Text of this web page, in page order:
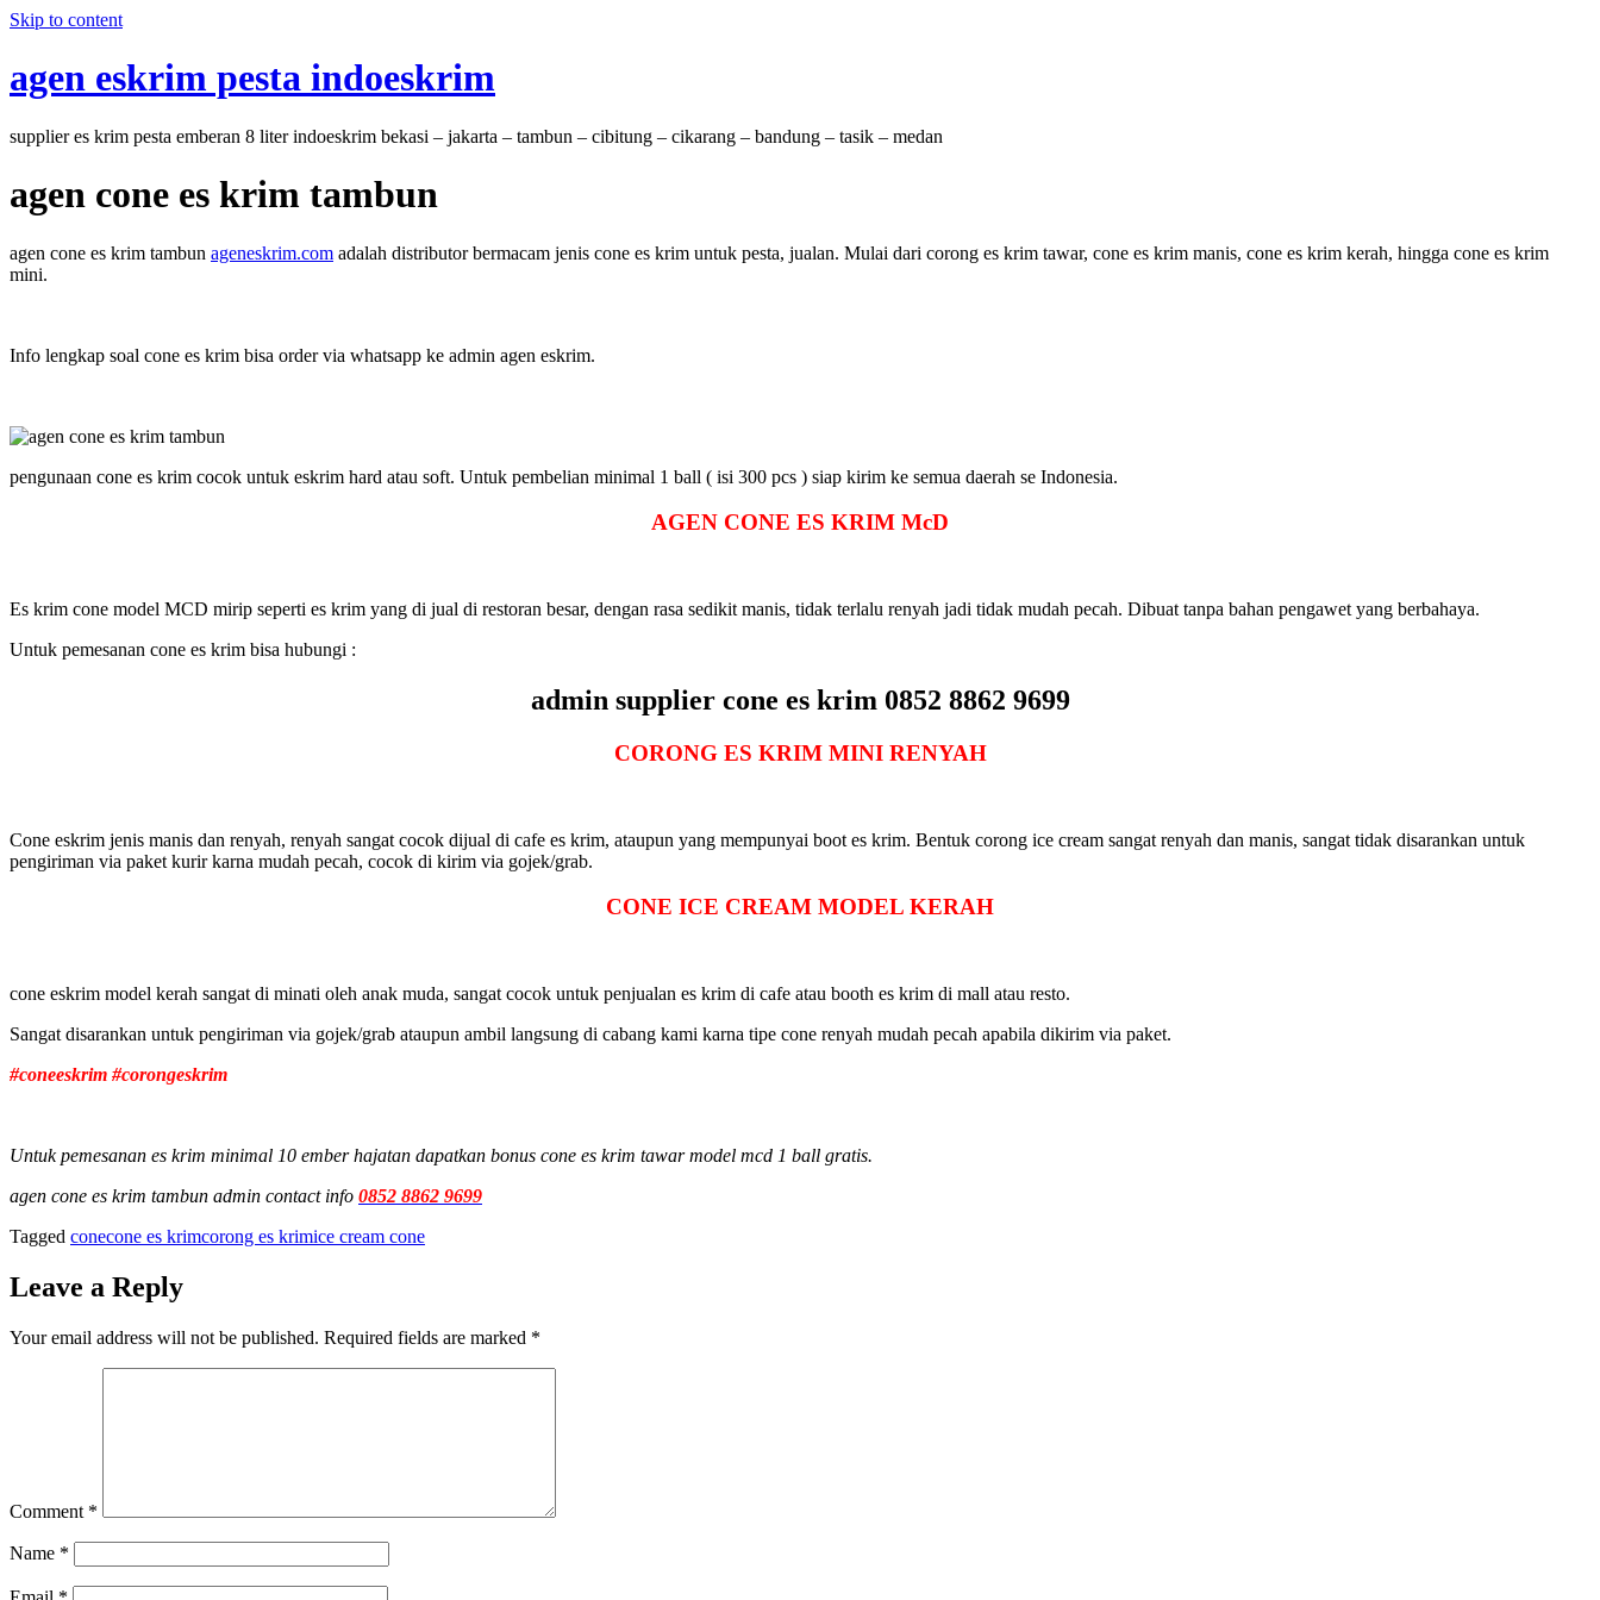
Skip to content
agen eskrim pesta indoeskrim
supplier es krim pesta emberan 8 liter indoeskrim bekasi – jakarta – tambun – cibitung – cikarang – bandung – tasik – medan
agen cone es krim tambun
agen cone es krim tambun ageneskrim.com adalah distributor bermacam jenis cone es krim untuk pesta, jualan. Mulai dari corong es krim tawar, cone es krim manis, cone es krim kerah, hingga cone es krim
mini.
Info lengkap soal cone es krim bisa order via whatsapp ke admin agen eskrim.
pengunaan cone es krim cocok untuk eskrim hard atau soft. Untuk pembelian minimal 1 ball ( isi 300 pcs ) siap kirim ke semua daerah se Indonesia.
AGEN CONE ES KRIM McD
Es krim cone model MCD mirip seperti es krim yang di jual di restoran besar, dengan rasa sedikit manis, tidak terlalu renyah jadi tidak mudah pecah. Dibuat tanpa bahan pengawet yang berbahaya.
Untuk pemesanan cone es krim bisa hubungi :
admin supplier cone es krim 0852 8862 9699
CORONG ES KRIM MINI RENYAH
Cone eskrim jenis manis dan renyah, renyah sangat cocok dijual di cafe es krim, ataupun yang mempunyai boot es krim. Bentuk corong ice cream sangat renyah dan manis, sangat tidak disarankan untuk
pengiriman via paket kurir karna mudah pecah, cocok di kirim via gojek/grab.
CONE ICE CREAM MODEL KERAH
cone eskrim model kerah sangat di minati oleh anak muda, sangat cocok untuk penjualan es krim di cafe atau booth es krim di mall atau resto.
Sangat disarankan untuk pengiriman via gojek/grab ataupun ambil langsung di cabang kami karna tipe cone renyah mudah pecah apabila dikirim via paket.
#coneeskrim #corongeskrim
Untuk pemesanan es krim minimal 10 ember hajatan dapatkan bonus cone es krim tawar model mcd 1 ball gratis.
agen cone es krim tambun admin contact info 0852 8862 9699
Tagged conecone es krimcorong es krimice cream cone
Leave a Reply
Your email address will not be published. Required fields are marked *
Comment *
Name *